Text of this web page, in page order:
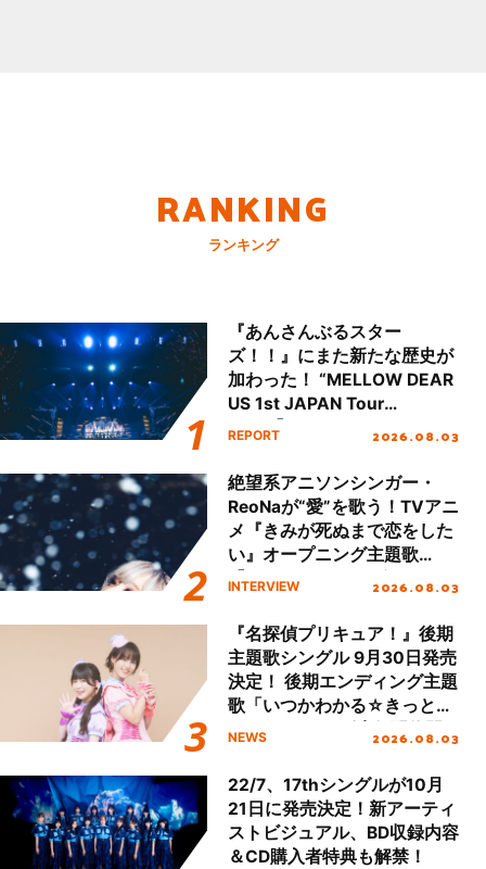
RANKING
ランキング
『あんさんぶるスター
ズ！！』にまた新たな歴史が
加わった！ “MELLOW DEAR
US 1st JAPAN Tour
Final「NICE to meet YOU
ート!!
REPORT 2026.08.03
絶望系アニソンシンガー・
ReoNaが“愛”を歌う！TVアニ
メ『きみが死ぬまで恋をした
い』オープニング主題歌
「Amore」インタビュー
INTERVIEW 2026.08.03
『名探偵プリキュア！』後期
主題歌シングル 9月30日発売
決定！ 後期エンディング主題
歌「いつかわかる☆きっとあ
える」TVサイズ先行配信開
NEWS 2026.08.03
22/7、17thシングルが10月
21日に発売決定！新アーティ
ストビジュアル、BD収録内容
＆CD購入者特典も解禁！